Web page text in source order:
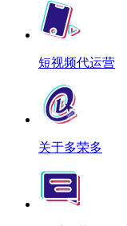
短视频代运营
关于多荣多